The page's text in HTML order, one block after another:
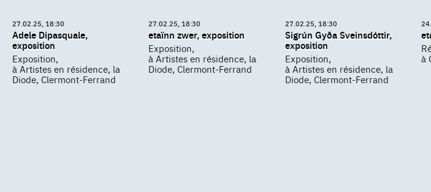
27.02.25, 18:30
Adele Dipasquale,
exposition
Exposition,
à Artistes en résidence, la
Diode, Clermont-Ferrand
27.02.25, 18:30
etaïnn zwer, exposition
Exposition,
à Artistes en résidence, la
Diode, Clermont-Ferrand
27.02.25, 18:30
Sigrún Gyða Sveinsdóttir,
exposition
Exposition,
à Artistes en résidence, la
Diode, Clermont-Ferrand
à